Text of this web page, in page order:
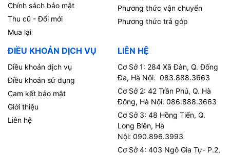
Chính sách bảo mật
Thu cũ - Đổi mới
Mua lại
Phương thức vận chuyển
Phương thức trả góp
ĐIỀU KHOẢN DỊCH VỤ
Diều khoản dịch vụ
Điều khoản sử dụng
Cam kết bảo mật
Giới thiệu
Liên hệ
LIÊN HỆ
Cơ Sở 1: 284 Xã Đàn, Q. Đống
Đa, Hà Nội: 083.888.3663
Cơ Sở 2: 42 Trần Phú, Q. Hà
Đông, Hà Nội: 086.888.3663
Cơ Sở 3: 48 Hồng Tiến, Q.
Long Biên, Hà
Nội: 090.896.3993
Cơ Sở 4: 403 Ngô Gia Tự- P.2,